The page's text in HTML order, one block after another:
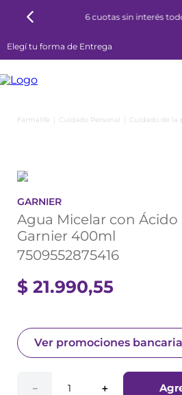
6 cuotas sin interés
Elegí tu forma de Entrega
Cuidado Personal Cuidado de la
GARNIER
Agua Micelar con Ácido
Garnier 400ml
7509552875416
$ 21.990,55
Ver promociones
＋
－